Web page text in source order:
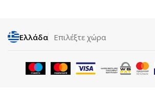
Ελλάδα Επιλέξτε χώρα